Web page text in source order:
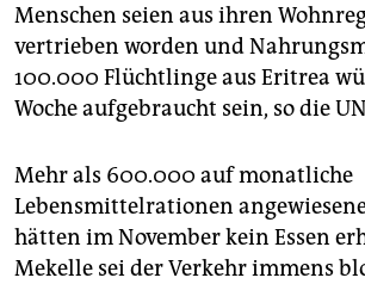
Menschen seien aus ihren
vertrieben worden und
100.000 Flüchtlinge aus Eritrea
Woche aufgebraucht sein, so die
Mehr als 600.000 auf monatliche
Lebensmittelrationen
hätten im November kein Essen
Mekelle sei der Verkehr immens